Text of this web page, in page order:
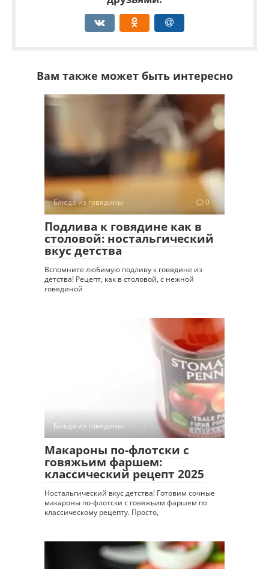
Вам также может быть интересно
Блюда из говядины 0
Подлива к говядине как в
столовой: ностальгический
вкус детства
Вспомните любимую подливу к говядине из
детства! Рецепт, как в столовой, с нежной
говядиной
Блюда из говядины 0
Макароны по-флотски с
говяжьим фаршем:
классический рецепт 2025
Ностальгический вкус детства! Готовим сочные
макароны по-флотски с говяжьим фаршем по
классическому рецепту. Просто,